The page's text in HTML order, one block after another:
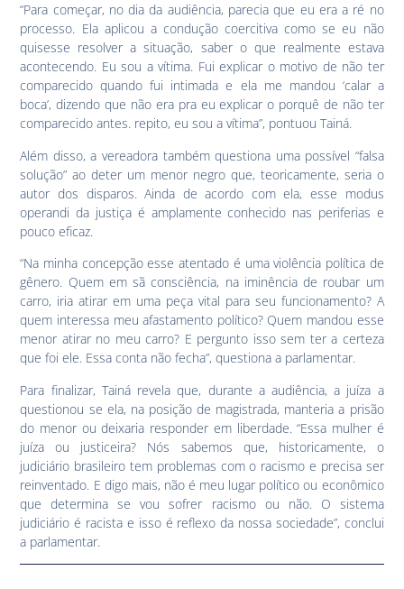
“Para começar, no dia da audiência, parecia que eu era a ré no
processo. Ela aplicou a condução coercitiva como se eu não
quisesse resolver a situação, saber o que realmente estava
acontecendo. Eu sou a vítima. Fui explicar o motivo de não ter
comparecido quando fui intimada e ela me mandou ‘calar a
boca’, dizendo que não era pra eu explicar o porquê de não ter
comparecido antes. repito, eu sou a vítima”, pontuou Tainá.
Além disso, a vereadora também questiona uma possível “falsa
solução” ao deter um menor negro que, teoricamente, seria o
autor dos disparos. Ainda de acordo com ela, esse modus
operandi da justiça é amplamente conhecido nas periferias e
pouco eficaz.
“Na minha concepção esse atentado é uma violência política de
gênero. Quem em sã consciência, na iminência de roubar um
carro, iria atirar em uma peça vital para seu funcionamento? A
quem interessa meu afastamento político? Quem mandou esse
menor atirar no meu carro? E pergunto isso sem ter a certeza
que foi ele. Essa conta não fecha”, questiona a parlamentar.
Para finalizar, Tainá revela que, durante a audiência, a juíza a
questionou se ela, na posição de magistrada, manteria a prisão
do menor ou deixaria responder em liberdade. “Essa mulher é
juíza ou justiceira? Nós sabemos que, historicamente, o
judiciário brasileiro tem problemas com o racismo e precisa ser
reinventado. E digo mais, não é meu lugar político ou econômico
que determina se vou sofrer racismo ou não. O sistema
judiciário é racista e isso é reflexo da nossa sociedade”, conclui
a parlamentar.